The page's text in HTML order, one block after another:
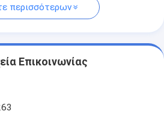
περισσότερων
Επικοινωνίας